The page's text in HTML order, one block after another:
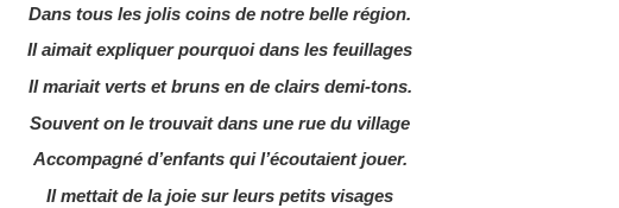
Dans tous les jolis coins de notre belle région.
Il aimait expliquer pourquoi dans les feuillages
Il mariait verts et bruns en de clairs demi-tons.
Souvent on le trouvait dans une rue du village
Accompagné d’enfants qui l’écoutaient jouer.
Il mettait de la joie sur leurs petits visages